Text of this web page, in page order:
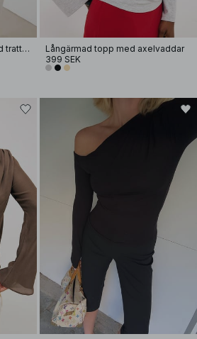
Formad T-tröja i bomull med trattkrage
Långärmad topp med axelvaddar
399 SEK